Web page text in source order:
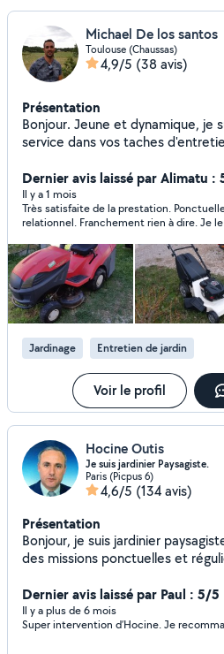
Michael De los santos
Toulouse (Chaussas)
4,9/5 (38 avis)
Présentation
Bonjour. Jeune et dynamique, je
service dans vos taches d'entretiens
Dernier avis laissé par Alimatu :
Il y a 1 mois
Très satisfaite de la prestation.
relationnel. Franchement rien à dire. Je
Jardinage Entretien de jardin
Voir le profil
Hocine Outis
Je suis jardinier Paysagiste.
Paris (Picpus 6)
4,6/5 (134 avis)
Présentation
Bonjour, je suis jardinier
des missions ponctuelles et régulières pour mes clients
pour tous travaux de : - jardinage, - tonte de pelouse, -
taille de haie, - élagage et taille des arbres, - retourner la
terre, - désherbage, ramasser de
Dernier avis laissé par Paul : 5/5
Il y a plus de 6 mois
Super intervention d’Hocine. Je